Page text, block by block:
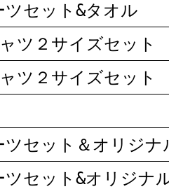
セット&タオル
ツ２サイズセット
ツ２サイズセット
ツセット＆オリジナ
ツセット&オリジナ